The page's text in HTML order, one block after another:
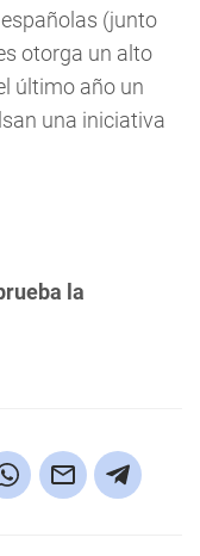
(junto
otorga un alto
último año un
una iniciativa
la